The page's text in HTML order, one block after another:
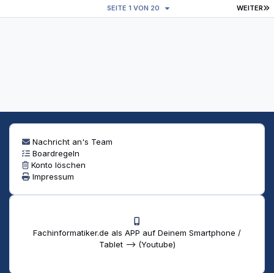
erfüllst Du die Grundvoraussetzung für einen DBA. Der
Rest kann angelernt werden.
WEITER
SEITE 1 VON 20
Nachricht an's Team
Boardregeln
Konto löschen
Impressum
Fachinformatiker.de als APP auf Deinem Smartphone /
Tablet --> (Youtube)